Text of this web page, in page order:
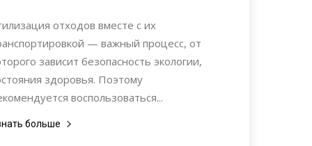
отходов вместе с их
— важный процесс, от
зависит безопасность экологии,
здоровья. Поэтому
воспользоваться...
больше